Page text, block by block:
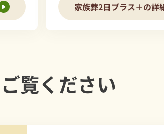
家族葬2日プラス＋の詳
覧ください